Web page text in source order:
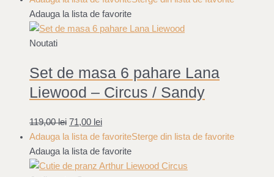
Adauga la lista de favorite
Noutati
Set de masa 6 pahare Lana
Liewood – Circus / Sandy
119,00lei 71,00 lei
Adauga la lista de favoriteSterge din lista de favorite
Adauga la lista de favorite